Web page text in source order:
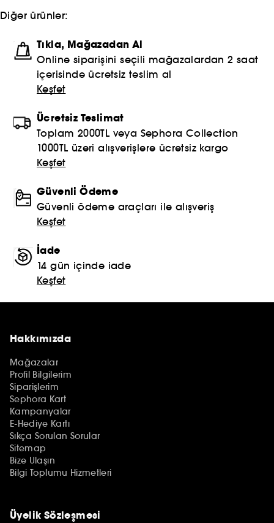
Diğer ürünler:
Tıkla, Mağazadan Al
Online siparişini seçili mağazalardan 2 saat
içerisinde ücretsiz teslim al
Keşfet
Ücretsiz Teslimat
Toplam 2000TL veya Sephora Collection
1000TL üzeri alışverişlere ücretsiz kargo
Keşfet
Güvenli Ödeme
Güvenli ödeme araçları ile alışveriş
Keşfet
İade
14 gün içinde iade
Keşfet
Hakkımızda
Mağazalar
Profil Bilgilerim
Siparişlerim
Sephora Kart
Kampanyalar
E-Hediye Kartı
Sıkça Sorulan Sorular
Sitemap
Bize Ulaşın
Bilgi Toplumu Hizmetleri
Üyelik Sözleşmesi